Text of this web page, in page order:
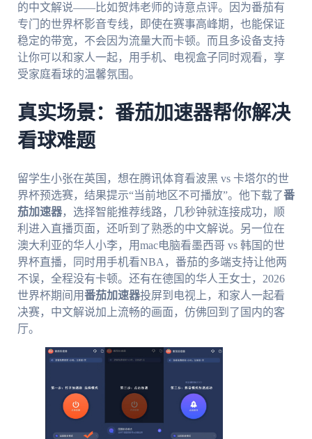
的中文解说——比如贺炜老师的诗意点评。因为番茄有
专门的世界杯影音专线，即使在赛事高峰期，也能保证
稳定的带宽，不会因为流量大而卡顿。而且多设备支持
让你可以和家人一起，用手机、电视盒子同时观看，享
受家庭看球的温馨氛围。
真实场景：番茄加速器帮你解决
看球难题
留学生小张在英国，想在腾讯体育看波黑 vs 卡塔尔的世
界杯预选赛，结果提示“当前地区不可播放”。他下载了番
茄加速器，选择智能推荐线路，几秒钟就连接成功，顺
利进入直播页面，还听到了熟悉的中文解说。另一位在
澳大利亚的华人小李，用mac电脑看墨西哥 vs 韩国的世
界杯直播，同时用手机看NBA，番茄的多端支持让他两
不误，全程没有卡顿。还有在德国的华人王女士，2026
世界杯期间用番茄加速器投屏到电视上，和家人一起看
决赛，中文解说加上流畅的画面，仿佛回到了国内的客
厅。